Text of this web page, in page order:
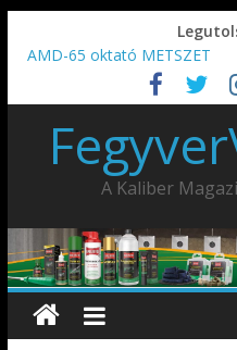
AMD-65 oktató METSZET
Umarex TPX50 .50 paintball/
IDÉN IS INDUL:
illetve szakspecialista képzés!!!
IWA2026 – Puskák 1. rész
Ardesa Patriot “FAPADOS”
A Kaliber